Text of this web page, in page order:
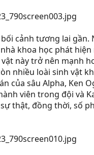
cảnh tương lai
khoa học phát
này trở nên mạnh
nhiều loài sinh vật
sâu Alpha, Ken
viên trong đội và
thật, đồng thời, số